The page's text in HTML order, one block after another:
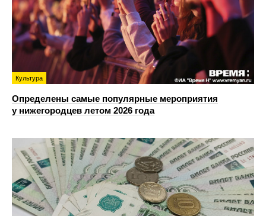
Культура
Определены самые популярные мероприятия
у нижегородцев летом 2026 года